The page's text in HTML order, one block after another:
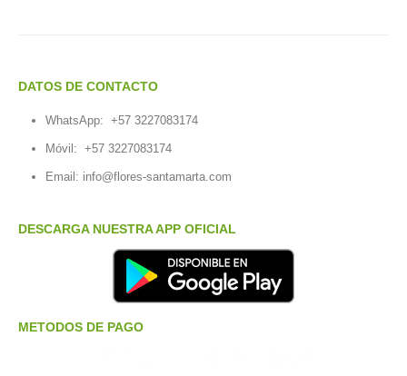
DATOS DE CONTACTO
WhatsApp: +57 3227083174
Móvil: +57 3227083174
Email: info@flores-santamarta.com
DESCARGA NUESTRA APP OFICIAL
METODOS DE PAGO